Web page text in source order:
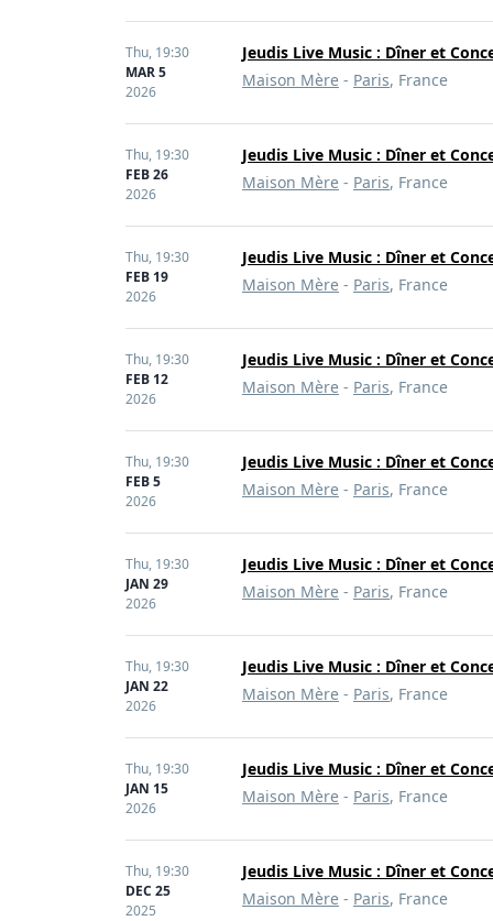
Thu, 19:30
MAR 5
2026
Jeudis Live Music : Dîner et
Maison Mère - Paris, France
Thu, 19:30
FEB 26
2026
Jeudis Live Music : Dîner et
Maison Mère - Paris, France
Thu, 19:30
FEB 19
2026
Jeudis Live Music : Dîner et
Maison Mère - Paris, France
Thu, 19:30
FEB 12
2026
Jeudis Live Music : Dîner et
Maison Mère - Paris, France
Thu, 19:30
FEB 5
2026
Jeudis Live Music : Dîner et
Maison Mère - Paris, France
Thu, 19:30
JAN 29
2026
Jeudis Live Music : Dîner et
Maison Mère - Paris, France
Thu, 19:30
JAN 22
2026
Jeudis Live Music : Dîner et
Maison Mère - Paris, France
Thu, 19:30
JAN 15
2026
Jeudis Live Music : Dîner et
Maison Mère - Paris, France
Thu, 19:30
DEC 25
2025
Jeudis Live Music : Dîner et
Maison Mère - Paris, France